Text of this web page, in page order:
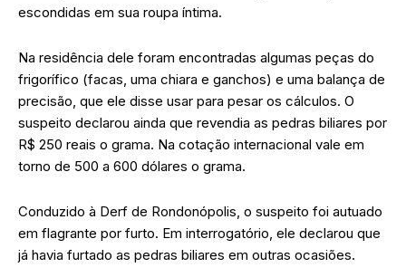
escondidas em sua roupa íntima.
Na residência dele foram encontradas algumas peças do
frigorífico (facas, uma chiara e ganchos) e uma balança de
precisão, que ele disse usar para pesar os cálculos. O
suspeito declarou ainda que revendia as pedras biliares por
R$ 250 reais o grama. Na cotação internacional vale em
torno de 500 a 600 dólares o grama.
Conduzido à Derf de Rondonópolis, o suspeito foi autuado
em flagrante por furto. Em interrogatório, ele declarou que
já havia furtado as pedras biliares em outras ocasiões.